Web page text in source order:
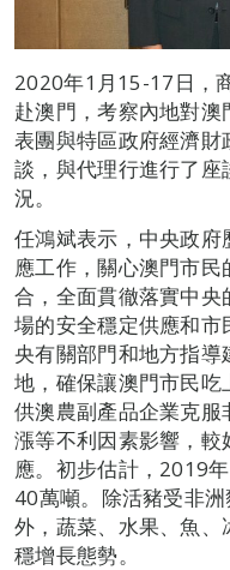
2020年1月15-17日，
赴澳門，考察內地對
表團與特區政府經濟
談，與代理行進行了
況。
任鴻斌表示，中央政
應工作，關心澳門市
合，全面貫徹落實中
場的安全穩定供應和市
央有關部門和地方指
地，確保讓澳門市民吃
供澳農副產品企業克
漲等不利因素影響，
應。初步估計，2019
40萬噸。除活豬受非
外，蔬菜、水果、魚
穩增長態勢。